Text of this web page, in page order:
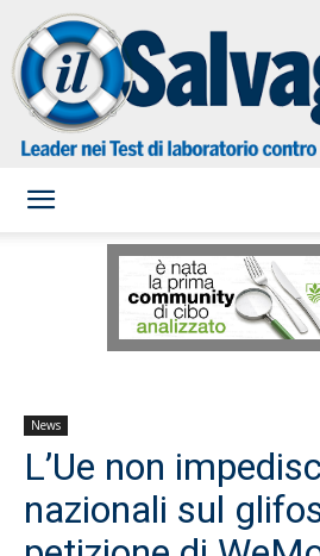
News
L’Ue non
nazionali sul